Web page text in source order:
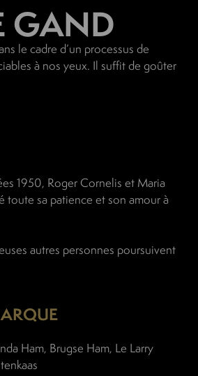
GAND
le cadre d’un processus de
à nos yeux. Il suffit de goûter
1950, Roger Cornelis et Maria
sa patience et son amour à
autres personnes poursuivent
Ham, Brugse Ham, Le Larry